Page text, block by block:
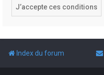
Index du forum